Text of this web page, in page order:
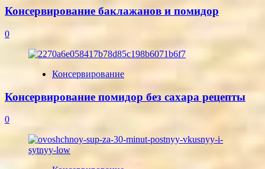
Консервирование баклажанов и помидор
0
Консервирование
Консервирование помидор без сахара рецепты
0